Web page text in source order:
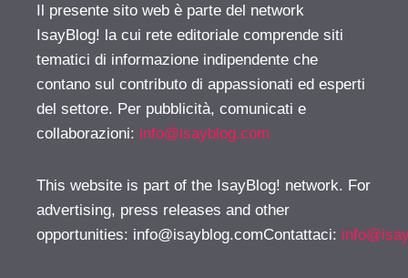
Il presente sito web è parte del network
IsayBlog! la cui rete editoriale comprende siti
tematici di informazione indipendente che
contano sul contributo di appassionati ed esperti
del settore. Per pubblicità, comunicati e
collaborazioni: info@isayblog.com
This website is part of the IsayBlog! network. For
advertising, press releases and other
opportunities: info@isayblog.comContattaci: